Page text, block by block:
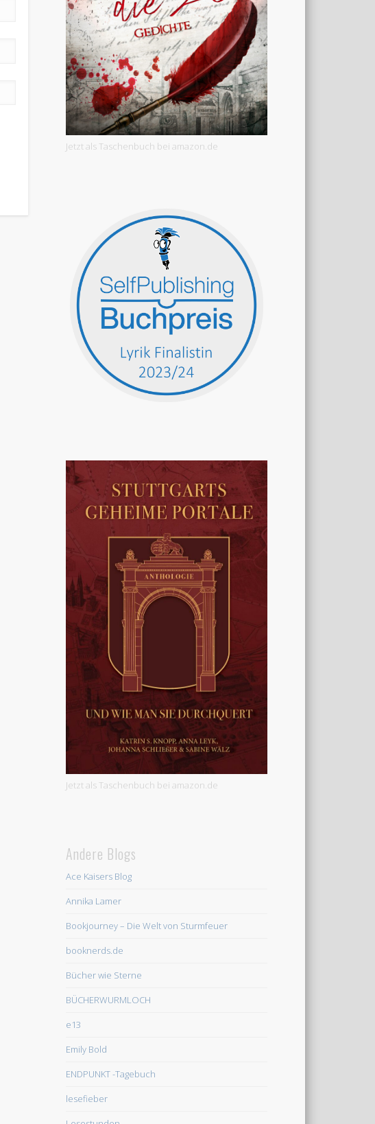
Jetzt als Taschenbuch bei amazon.de
Jetzt als Taschenbuch bei amazon.de
Andere Blogs
Ace Kaisers Blog
Annika Lamer
Bookjourney – Die Welt von Sturmfeuer
booknerds.de
Bücher wie Sterne
BÜCHERWURMLOCH
e13
Emily Bold
ENDPUNKT -Tagebuch
lesefieber